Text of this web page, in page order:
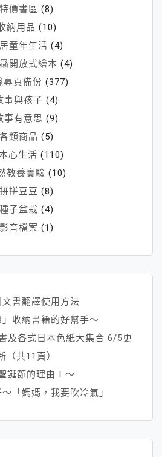
特價書區 (8)
納用品 (10)
童年生活 (4)
開放式繪本 (4)
專頁備份 (377)
事與孩子 (4)
事有意思 (9)
各類商品 (5)
心生活 (110)
教養實驗 (10)
拼拼豆豆 (8)
種子盆栽 (4)
影音檔案 (1)
文書翻譯使用方法
」收納書籍的好幫手～
及各式日本色紙大集合 6/5更
（共11頁）
誕節的理由Ⅰ～
「媽媽，我要吹冷氣」